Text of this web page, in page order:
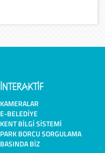
İNTERAKTİF
KAMERALAR
E-BELEDIYE
KENT BILGI SISTEMI
PARK BORCU SORGULAMA
BASINDA BIZ